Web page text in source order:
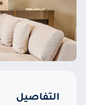
التفاصيل